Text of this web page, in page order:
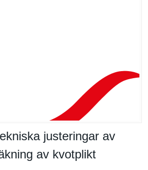
justeringar av
av kvotplikt